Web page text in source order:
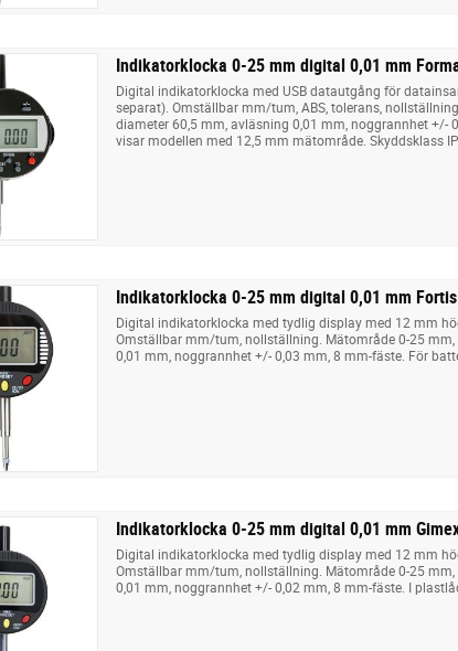
Indikatorklocka 0-25 mm digital 0,01 mm
Digital indikatorklocka med USB datautgång för
separat). Omställbar mm/tum, ABS, tolerans,
diameter 60,5 mm, avläsning 0,01 mm, noggrannhet +/-
visar modellen med 12,5 mm mätområde. Skyddsklass
Indikatorklocka 0-25 mm digital 0,01 mm Fortis
Digital indikatorklocka med tydlig display med 12 mm
Omställbar mm/tum, nollställning. Mätområde 0-25
0,01 mm, noggrannhet +/- 0,03 mm, 8 mm-fäste. För
Indikatorklocka 0-25 mm digital 0,01 mm
Digital indikatorklocka med tydlig display med 12 mm
Omställbar mm/tum, nollställning. Mätområde 0-25
0,01 mm, noggrannhet +/- 0,02 mm, 8 mm-fäste. I